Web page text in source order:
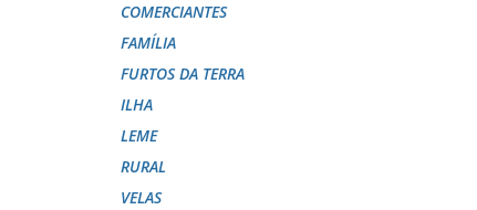
COMERCIANTES
FAMÍLIA
FURTOS DA TERRA
ILHA
LEME
RURAL
VELAS